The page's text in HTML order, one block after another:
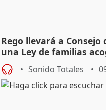
Rego llevará a
una Ley de familias
Sonido Totales